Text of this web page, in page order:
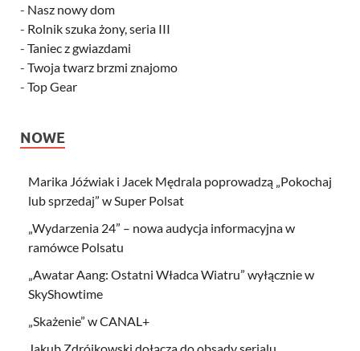
- Nasz nowy dom
- Rolnik szuka żony, seria III
- Taniec z gwiazdami
- Twoja twarz brzmi znajomo
- Top Gear
NOWE
Marika Jóźwiak i Jacek Mędrala poprowadzą „Pokochaj
lub sprzedaj” w Super Polsat
„Wydarzenia 24” – nowa audycja informacyjna w
ramówce Polsatu
„Awatar Aang: Ostatni Władca Wiatru” wyłącznie w
SkyShowtime
„Skażenie” w CANAL+
Jakub Zdrójkowski dołącza do obsady serialu